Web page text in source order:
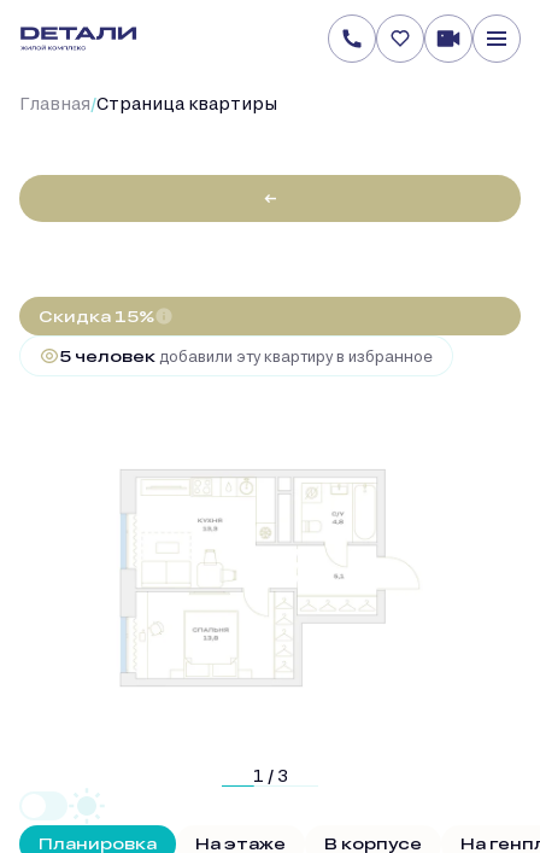
Главная/Cтраница квартиры
←
1-комнатная37.6 м 12 138 792 руб.
Скидка 15%
5 человек добавили эту квартиру в избранное
1 / 3
Планировка На этаже В корпусе На